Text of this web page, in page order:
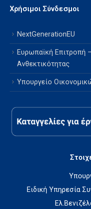
Χρήσιμοι Σύνδεσμοι
NextGenerationEU
Ευρωπαϊκή Επιτροπή
Ανθεκτικότητας
Υπουργείο
Ειδική Υπηρεσία